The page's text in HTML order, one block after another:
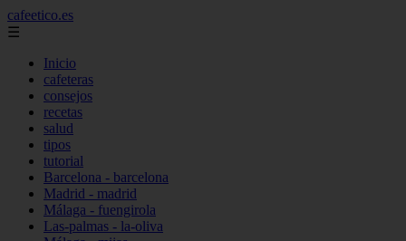
cafeetico.es
☰
Inicio
cafeteras
consejos
recetas
salud
tipos
tutorial
Barcelona - barcelona
Madrid - madrid
Málaga - fuengirola
Las-palmas - la-oliva